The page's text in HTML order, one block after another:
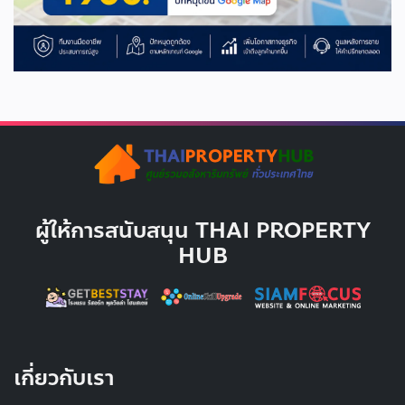
ผู้ให้การสนับสนุน THAI PROPERTY
HUB
เกี่ยวกับเรา